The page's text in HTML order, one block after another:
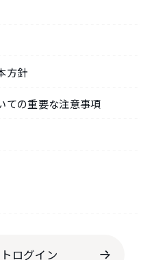
方針
ての重要な注意事項
ログイン